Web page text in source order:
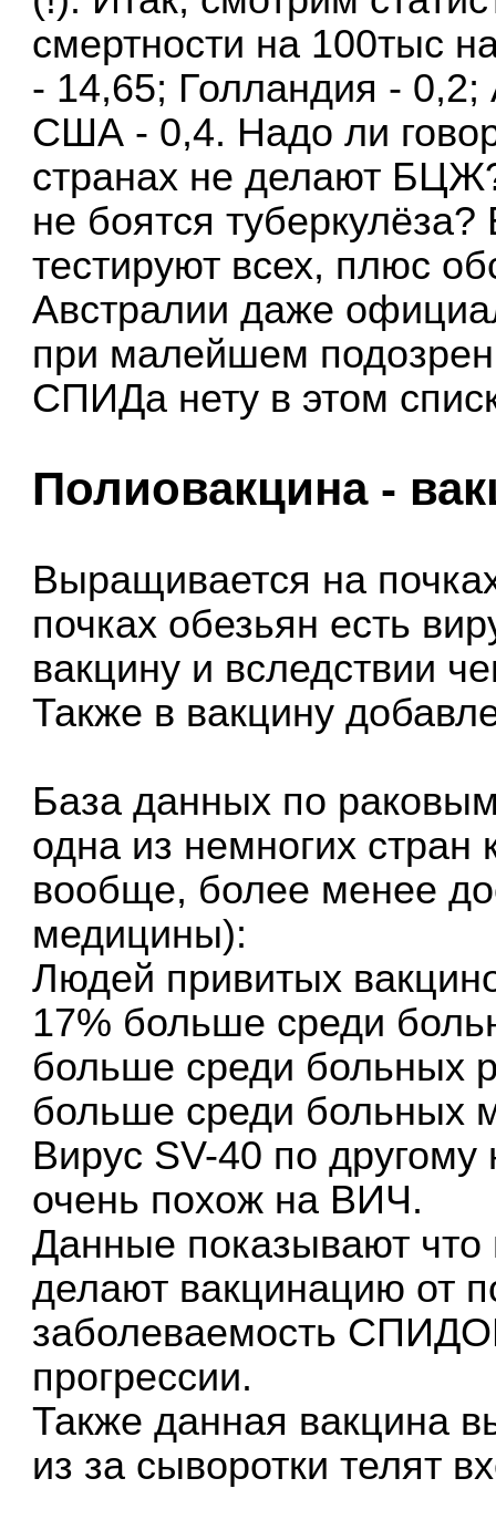
смертности на 100тыс
- 14,65; Голландия -
США - 0,4. Надо ли
странах не делают
не боятся
тестируют всех, плюс
Австралии даже
при малейшем
СПИДа нету в этом
Полиовакцина -
Выращивается на
почках обезьян есть
вакцину и вследствии
Также в вакцину
База данных по
одна из немногих стран
вообще, более менее
медицины):
Людей привитых
17% больше среди
больше среди больных
больше среди больных
Вирус SV-40 по
очень похож на ВИЧ.
Данные показывают что
делают вакцинацию от
заболеваемость
прогрессии.
Также данная вакцина
из за сыворотки телят